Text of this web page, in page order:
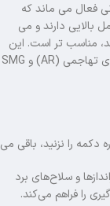
فعال می ماند که
بالایی دارند و می
مناسب تر است. این
روش بیشتر در درگیری های نزدیک و استفاده از سلاح های تهاجمی (AR) و SMG
دکمه را نزنید، باقی می
و سلاح‌های برد
را فراهم می‌کند.